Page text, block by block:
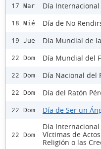
17 Mar Día
18 Mié Día de No
19 Jue Día Mundial de
22 Dom Día Mundial del
22 Dom Día Nacional del
22 Dom Día del Ratón
22 Dom Día de Ser un
22 Dom
Día
Víctimas de
Religión o las